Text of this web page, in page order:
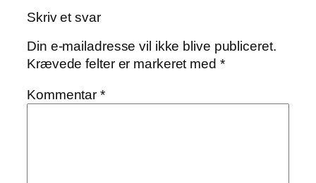
Skriv et svar
Din e-mailadresse vil ikke blive publiceret.
Krævede felter er markeret med *
Kommentar*